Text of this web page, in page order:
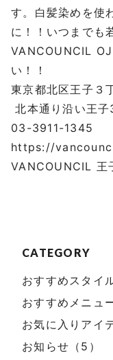
CATEGORY
おすすめスタイ
おすすめメニュ
お気に入りアイ
お知らせ（5）
す。白髪染めを使
に！！いつまでも
VANCOUNCIL
い！！
東京都北区王子３
北本通り沿い王
03-3911-1345
https://
VANCOUNCIL 王